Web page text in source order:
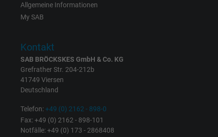
Laufzeit
Zweck
Besucher die Website nutzt.
Name
Anbieter Google LLC
Allgemeine Informationen
My SAB
Kontakt
SAB BRÖCKSKES GmbH & Co. KG
Grefrather Str. 204-212b
41749 Viersen
Deutschland
Telefon:+49 (0) 2162 - 898-0
Fax: +49 (0) 2162 - 898-101
Notfälle: +49 (0) 173 - 2868408